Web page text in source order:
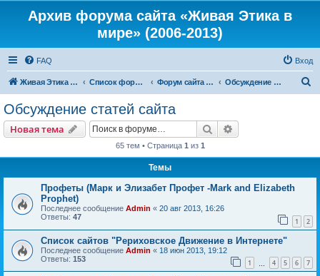
Архив форума сайта «Живая Этика в
мире» (2006-2013)
FAQ Вход
Живая Этика в мире Список форумов Форум сайта «Живая Этика в мире» Обсуждение статей сайта
Обсуждение статей сайта
Новая тема Поиск
65 тем • Страница 1 из 1
Темы
Профеты (Марк и Элизабет Профет -Mark and Elizabeth
Prophet)
Последнее сообщение Admin « 20 авг 2013, 16:26
Ответы: 47 1 2
Список сайтов "Рериховское Движение в Интернете"
Последнее сообщение Admin « 18 июн 2013, 19:12
Ответы: 153 1 4 5 6 7